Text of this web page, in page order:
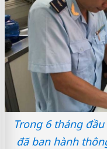
Trong 6 tháng
đã ban hành